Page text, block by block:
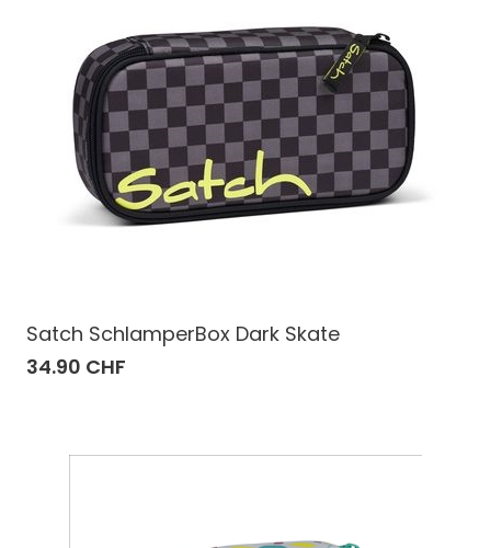
Satch SchlamperBox Dark Skate
34.90 CHF